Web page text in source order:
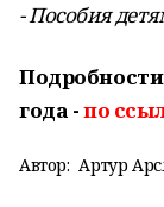
- Пособия
года -по
Автор: Артур